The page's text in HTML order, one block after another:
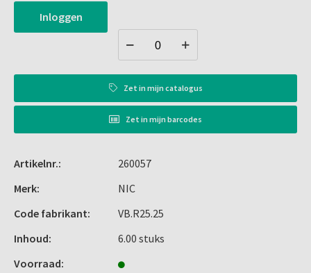
Inloggen
Zet inmijn catalogus
Zet inmijn barcodes
Artikelnr.:
260057
Merk:
NIC
Code fabrikant:
VB.R25.25
Inhoud:
6.00 stuks
Voorraad: